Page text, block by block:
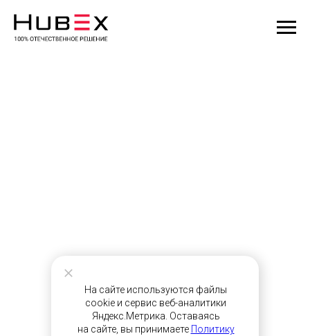
На сайте используются файлы
cookie и сервис веб-аналитики
Яндекс.Метрика. Оставаясь
на сайте, вы принимаете Политику